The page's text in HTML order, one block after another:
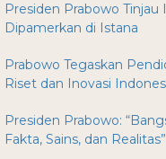
Presiden Prabowo
Dipamerkan di Istana
Prabowo Tegaskan
Riset dan Inovasi
Presiden Prabowo:
Fakta, Sains, dan Realitas”